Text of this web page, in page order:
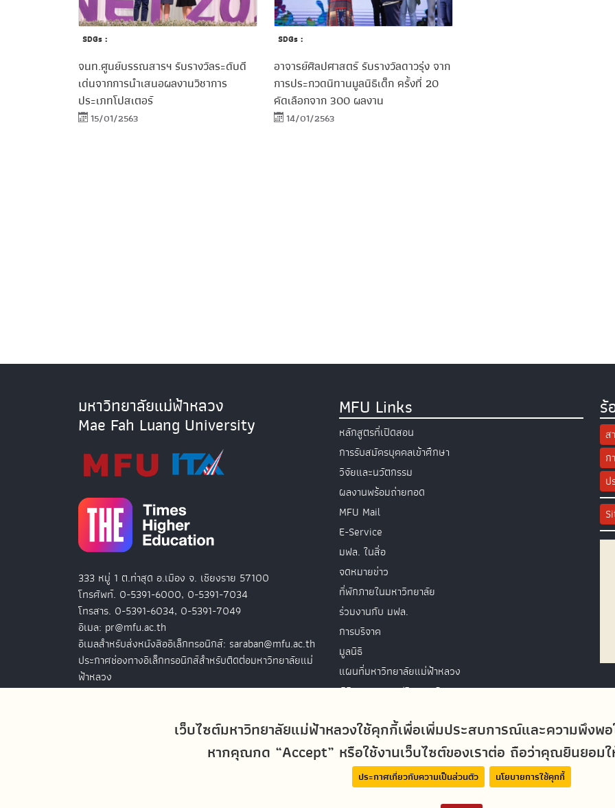
เว็บไซต์มหาวิทยาลัยแม่ฟ้าหลวงใช้คุกกี้เพื่อเพิ่มประสบการณ์และความพึงพอ
หากคุณกด “Accept” หรือใช้งานเว็บไซต์ของเราต่อ ถือว่าคุณยินยอม
ประกาศเกี่ยวกับความเป็นส่วนตัว นโยบายการใช้คุกกี้
SDGs :
จนท.ศูนย์บรรณสารฯ รับรางวัลระดับดี
เด่นจากการนำเสนอผลงานวิชาการ
ประเภทโปสเตอร์
15/01/2563
SDGs :
อาจารย์ศิลปศาสตร์ รับรางวัลดาวรุ่ง จาก
การประกวดนิทานมูลนิธิเด็ก ครั้งที่ 20
คัดเลือกจาก 300 ผลงาน
14/01/2563
มหาวิทยาลัยแม่ฟ้าหลวง
Mae Fah Luang University
333 หมู่ 1 ต.ท่าสุด อ.เมือง จ. เชียงราย 57100
โทรศัพท์. 0-5391-6000, 0-5391-7034
โทรสาร. 0-5391-6034, 0-5391-7049
อีเมล: pr@mfu.ac.th
อีเมลสำหรับส่งหนังสืออิเล็กทรอนิกส์: saraban@mfu.ac.th
ประกาศช่องทางอิเล็กทรอนิกส์สำหรับติดต่อมหาวิทยาลัยแม่
ฟ้าหลวง
MFU Links
หลักสูตรที่เปิดสอน
การรับสมัครบุคคลเข้าศึกษา
วิจัยและนวัตกรรม
ผลงานพร้อมถ่ายทอด
MFU Mail
E-Service
มฟล. ในสื่อ
จดหมายข่าว
ที่พักภายในมหาวิทยาลัย
ร่วมงานกับ มฟล.
การบริจาค
มูลนิธิ
แผนที่มหาวิทยาลัยแม่ฟ้าหลวง
พิธีพระราชทานปริญญาบัตร
ร้
ส
ก
ป